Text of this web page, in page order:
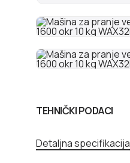
TEHNIČKI PODACI
Detaljna specifikacija